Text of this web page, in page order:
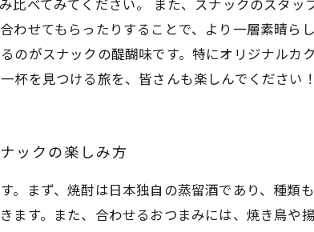
比べてみてください。 また、スナックのスタ
わせてもらったりすることで、より一層素晴ら
のがスナックの醍醐味です。特にオリジナルカ
杯を見つける旅を、皆さんも楽しんでください！
ックの楽しみ方
。まず、焼酎は日本独自の蒸留酒であり、種類
ます。また、合わせるおつまみには、焼き鳥や